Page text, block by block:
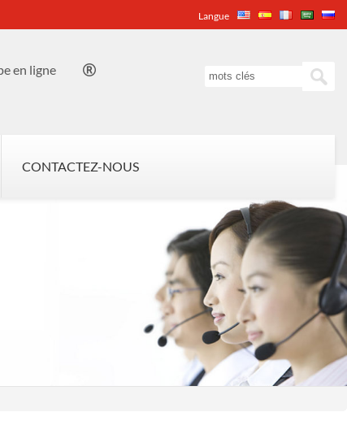
Langue
en ligne

CONTACTEZ-NOUS